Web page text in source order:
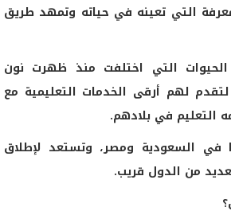
التي تعينه في حياته وتمهد طريق
عدد الحيوات التي اختلفت منذ ظهرت نون
لهم أرقى الخدمات التعليمية مع
التعليم في بلادهم.
في السعودية ومصر، وتستعد لإطلاق
من الدول قريب.